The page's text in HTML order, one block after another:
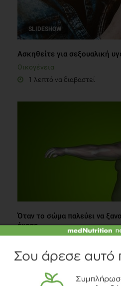
SLIDESHOW
Ασκηθείτε για σεξουαλική
Οικογένεια
1 λεπτό να διαβαστεί
Όταν το σώμα παλεύει να
έχασε...
Δίαιτα
1 λεπτό να διαβαστεί